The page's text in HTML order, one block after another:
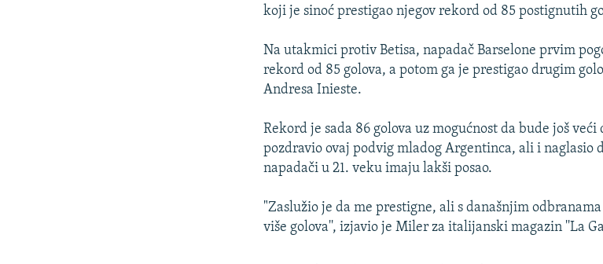
koji je sinoć prestigao njegov rekord od 85 postignutih
Na utakmici protiv Betisa, napadač Barselone prvim
rekord od 85 golova, a potom ga je prestigao drugim
Andresa Inieste.
Rekord je sada 86 golova uz mogućnost da bude još
pozdravio ovaj podvig mladog Argentinca, ali i naglasio
napadači u 21. veku imaju lakši posao.
"Zaslužio je da me prestigne, ali s današnjim
više golova'', izjavio je Miler za italijanski magazin ''La